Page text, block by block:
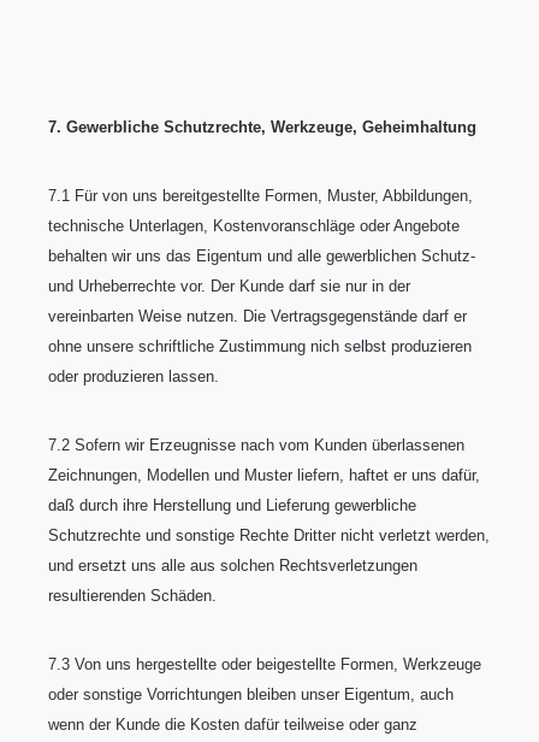
7. Gewerbliche Schutzrechte, Werkzeuge, Geheimhaltung
7.1 Für von uns bereitgestellte Formen, Muster, Abbildungen,
technische Unterlagen, Kostenvoranschläge oder Angebote
behalten wir uns das Eigentum und alle gewerblichen Schutz-
und Urheberrechte vor. Der Kunde darf sie nur in der
vereinbarten Weise nutzen. Die Vertragsgegenstände darf er
ohne unsere schriftliche Zustimmung nich selbst produzieren
oder produzieren lassen.
7.2 Sofern wir Erzeugnisse nach vom Kunden überlassenen
Zeichnungen, Modellen und Muster liefern, haftet er uns dafür,
daß durch ihre Herstellung und Lieferung gewerbliche
Schutzrechte und sonstige Rechte Dritter nicht verletzt werden,
und ersetzt uns alle aus solchen Rechtsverletzungen
resultierenden Schäden.
7.3 Von uns hergestellte oder beigestellte Formen, Werkzeuge
oder sonstige Vorrichtungen bleiben unser Eigentum, auch
wenn der Kunde die Kosten dafür teilweise oder ganz